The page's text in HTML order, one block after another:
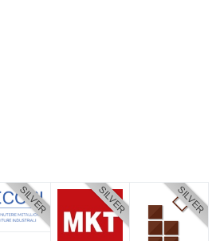
SILVER SILVER SILVER